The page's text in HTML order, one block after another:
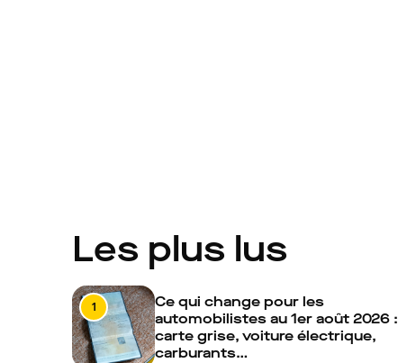
Les plus lus
1
Ce qui change pour les
automobilistes au 1er août 2026 :
carte grise, voiture électrique,
carburants…